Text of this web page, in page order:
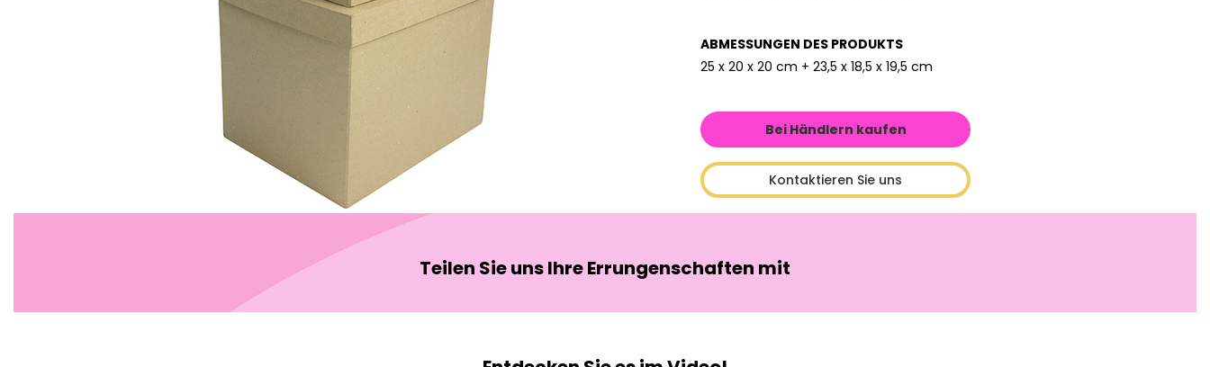
ABMESSUNGEN DES PRODUKTS
25 x 20 x 20 cm + 23,5 x 18,5 x 19,5 cm
Bei Händlern kaufen
Kontaktieren Sie uns
Teilen Sie uns Ihre Errungenschaften mit